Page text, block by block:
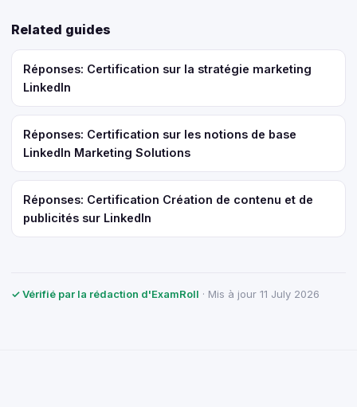
Related guides
Réponses: Certification sur la stratégie marketing
LinkedIn
Réponses: Certification sur les notions de base
LinkedIn Marketing Solutions
Réponses: Certification Création de contenu et de
publicités sur LinkedIn
✓ Vérifié par la rédaction d'ExamRoll · Mis à jour 11 July 2026